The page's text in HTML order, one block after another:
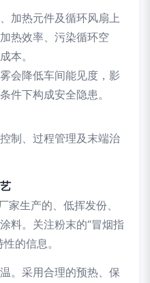
加热元件及循环风扇上
热效率、污染循环空
本。
雾会降低车间能见度，影
件下构成安全隐患。
制、过程管理及末端治
家生产的、低挥发份、
料。关注粉末的“冒烟指
的信息。
。采用合理的预热、保